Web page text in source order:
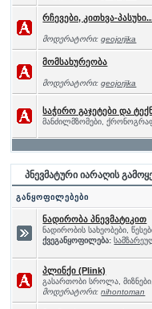
რჩევები, კითხვა-
მოდერატორი:geojorjika
მომსახურეობა
მოდერატორი:geojorjika
საჭირო გაჯეტები და
მანძილმზომები,
პნევმატური იარაღის
განყოფილებები
ნადირობა პნევმატიკით
ნადირობის სახეობები,
ქვეგანყოფილება:
პლინქი (Plink)
გასართობი სროლა,
მოდერატორი:nihontoman